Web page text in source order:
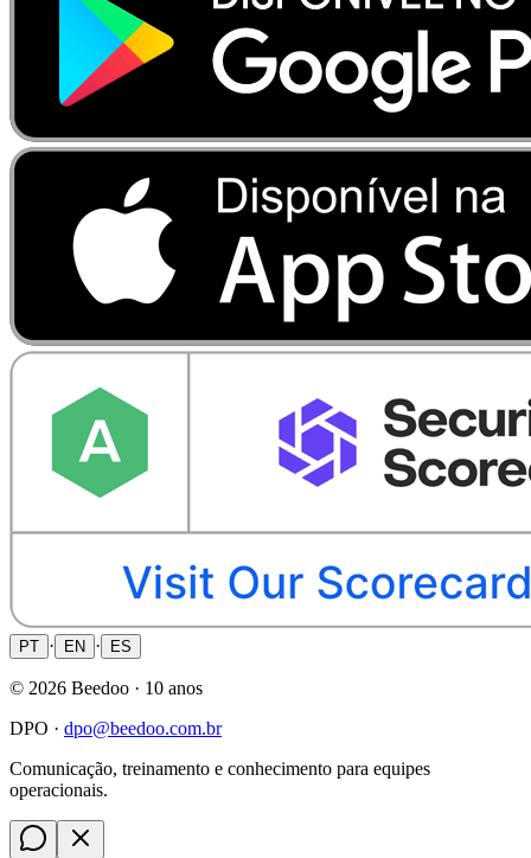
PT · EN · ES
© 2026 Beedoo · 10 anos
DPO · dpo@beedoo.com.br
Comunicação, treinamento e conhecimento para equipes
operacionais.